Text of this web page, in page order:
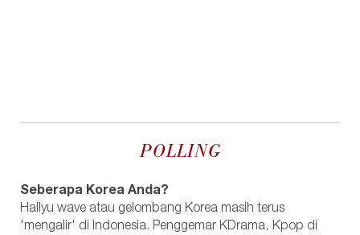
POLLING
Seberapa Korea Anda?
Hallyu wave atau gelombang Korea masih terus
'mengalir' di Indonesia. Penggemar KDrama, Kpop di